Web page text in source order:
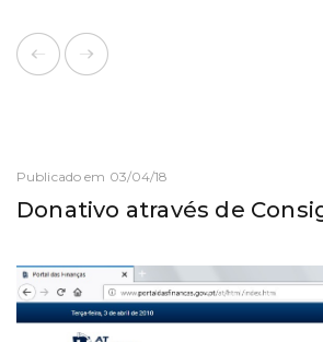
Publicado em 03/04/18
Donativo através de